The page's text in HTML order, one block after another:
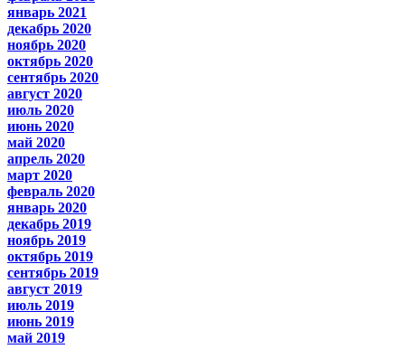
январь 2021
декабрь 2020
ноябрь 2020
октябрь 2020
сентябрь 2020
август 2020
июль 2020
июнь 2020
май 2020
апрель 2020
март 2020
февраль 2020
январь 2020
декабрь 2019
ноябрь 2019
октябрь 2019
сентябрь 2019
август 2019
июль 2019
июнь 2019
май 2019